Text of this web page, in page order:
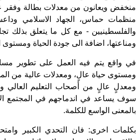
منخفض ويعانون من معدلات بطالة وفقر
منظمات حماس، الجهاد الاسلامي
والفلسطينيين - مع كل ما يتعلق بذلك
ومناعتها، اضافة الى جودة الحياة ومستوى
في واقع يتم فيه العمل على تطوير
ومستوى حياة عالٍ، ومعدلات عالية من
ومعدلٍ عالٍ من أصحاب التعليم العالي
سوف يساعد في اندماجهم في المجتمع
بالمعنى الواسع للكلمة.
بكلمات اخرى: فان التحدي الكبير